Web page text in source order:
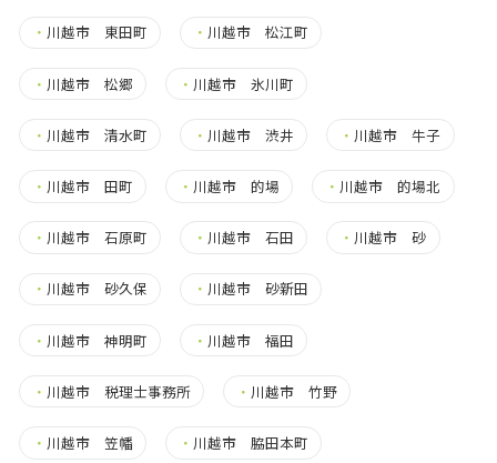
・ 川越市 東田町 ・ 川越市 松江町
・ 川越市 松郷 ・ 川越市 氷川町
・ 川越市 清水町 ・ 川越市 渋井 ・ 川越市 牛子
・ 川越市 田町 ・ 川越市 的場 ・ 川越市 的場北
・ 川越市 石原町 ・ 川越市 石田 ・ 川越市 砂
・ 川越市 砂久保 ・ 川越市 砂新田
・ 川越市 神明町 ・ 川越市 福田
・ 川越市 税理士事務所 ・ 川越市 竹野
・ 川越市 笠幡 ・ 川越市 脇田本町